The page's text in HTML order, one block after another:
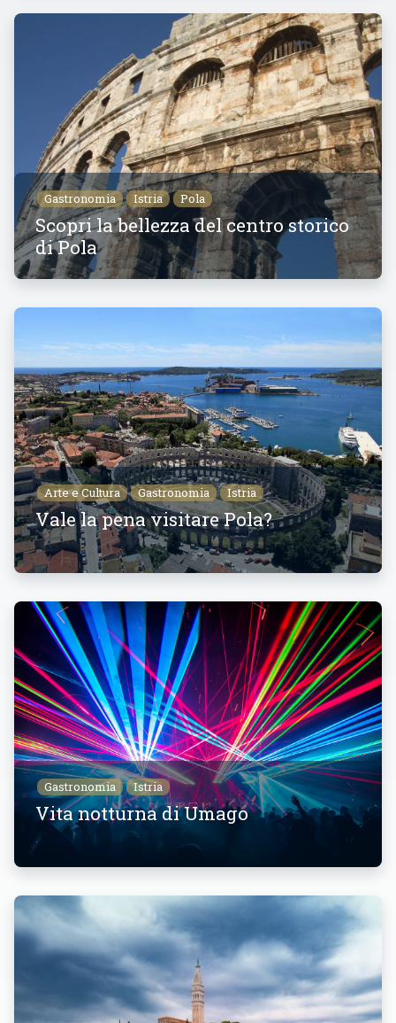
Gastronomia Istria Pola
Scopri la bellezza del centro storico
di Pola
Arte e Cultura Gastronomia Istria
Vale la pena visitare Pola?
Gastronomia Istria
Vita notturna di Umago